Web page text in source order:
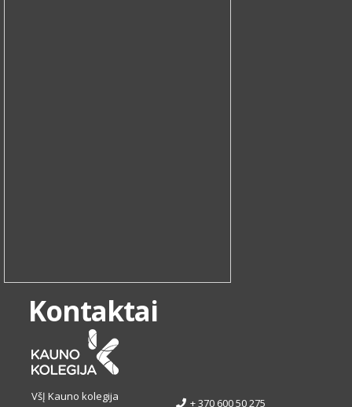
Kontaktai
VšĮ Kauno kolegija
+ 370 600 50 275